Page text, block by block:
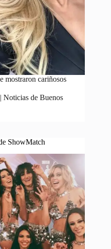
mostraron cariñosos
Noticias de Buenos
ShowMatch